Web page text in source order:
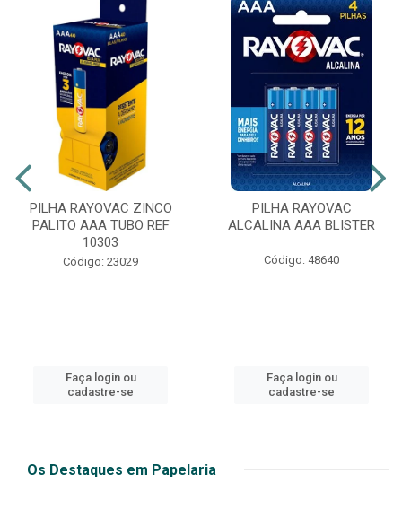
PILHA RAYOVAC ZINCO
PALITO AAA TUBO REF
10303
Código: 23029
Faça login ou
cadastre-se
PILHA RAYOVAC
ALCALINA AAA BLISTER
Código: 48640
Faça login ou
cadastre-se
Os Destaques em Papelaria